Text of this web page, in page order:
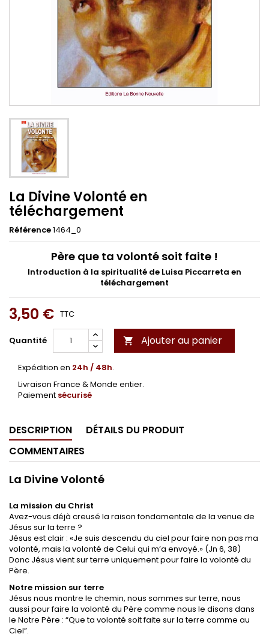
La Divine Volonté en
téléchargement
Référence1464_0
Père que ta volonté soit faite !
Introduction à la spiritualité de Luisa Piccarreta en
téléchargement
3,50 € TTC
Quantité  Ajouter au panier
Expédition en 24h / 48h.
Livraison France & Monde entier.
Paiement sécurisé
DESCRIPTION
DÉTAILS DU PRODUIT
COMMENTAIRES
La Divine Volonté
La mission du Christ
Avez-vous déjà creusé la raison fondamentale de la venue de
Jésus sur la terre ?
Jésus est clair : «Je suis descendu du ciel pour faire non pas ma
volonté, mais la volonté de Celui qui m’a envoyé.» (Jn 6, 38)
Donc Jésus vient sur terre uniquement pour faire la volonté du
Père.
Notre mission sur terre
Jésus nous montre le chemin, nous sommes sur terre, nous
aussi pour faire la volonté du Père comme nous le disons dans
le Notre Père : “Que ta volonté soit faite sur la terre comme au
Ciel”.